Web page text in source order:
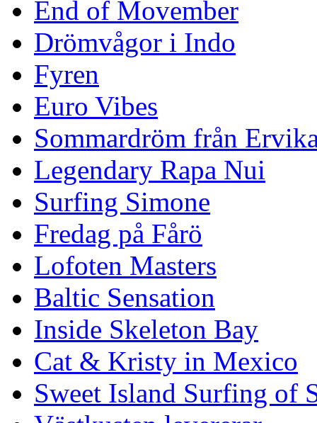
End of Movember
Drömvågor i Indo
Fyren
Euro Vibes
Sommardröm från
Legendary Rapa Nui
Surfing Simone
Fredag på Fårö
Lofoten Masters
Baltic Sensation
Inside Skeleton Bay
Cat & Kristy in Mexico
Sweet Island Surfing of